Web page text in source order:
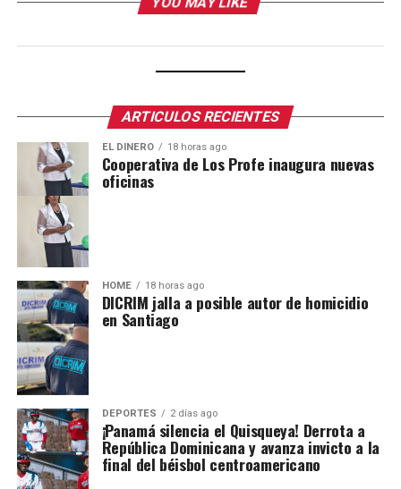
ARTICULOS RECIENTES
EL DINERO 18 horas ago
Cooperativa de Los Profe inaugura nuevas
oficinas
HOME 18 horas ago
DICRIM jalla a posible autor de homicidio
en Santiago
DEPORTES 2 días ago
¡Panamá silencia el Quisqueya! Derrota a
República Dominicana y avanza invicto a la
final del béisbol centroamericano